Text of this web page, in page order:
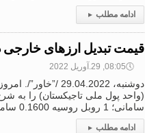
ادامه مطلب ▸
قیمت تبدیل ارزهای خارجی
🕔08:05, 29.آوریل 2022
دوشنبه،
سامانی؛ 1 روبل روسیه 0.1600 سامانی
ادامه مطلب ▸